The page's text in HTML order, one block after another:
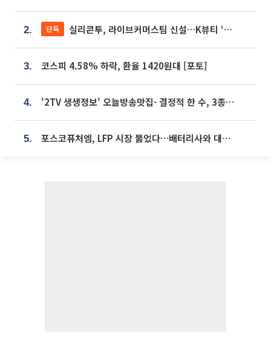
2. 단독 실리콘투, 라이브커머스팀 신설…K뷰티 ‘글로벌 판매망’ 확대[K뷰티 라방戰]
3. 코스피 4.58% 하락, 환율 1420원대 [포토]
4. '2TV 생생정보' 오늘방송맛집- 결정적 한 수, 3종 메밀면! 메밀 소바 맛집 '의○○○○'
5. 포스코퓨처엠, LFP 시장 뚫었다…배터리사와 대규모 장기 공급 합의